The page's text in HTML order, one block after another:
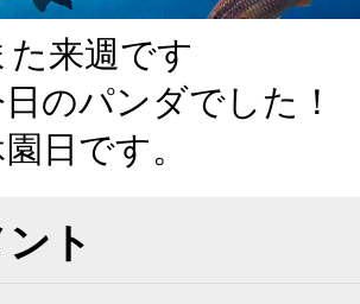
た来週です
のパンダでした！
日です。
ト